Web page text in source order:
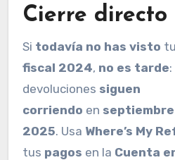
Cierre
Si todavía no has visto
fiscal 2024, no es tarde
devoluciones siguen
corriendo en
2025. Usa Where’s My
tus pagos en la Cuenta